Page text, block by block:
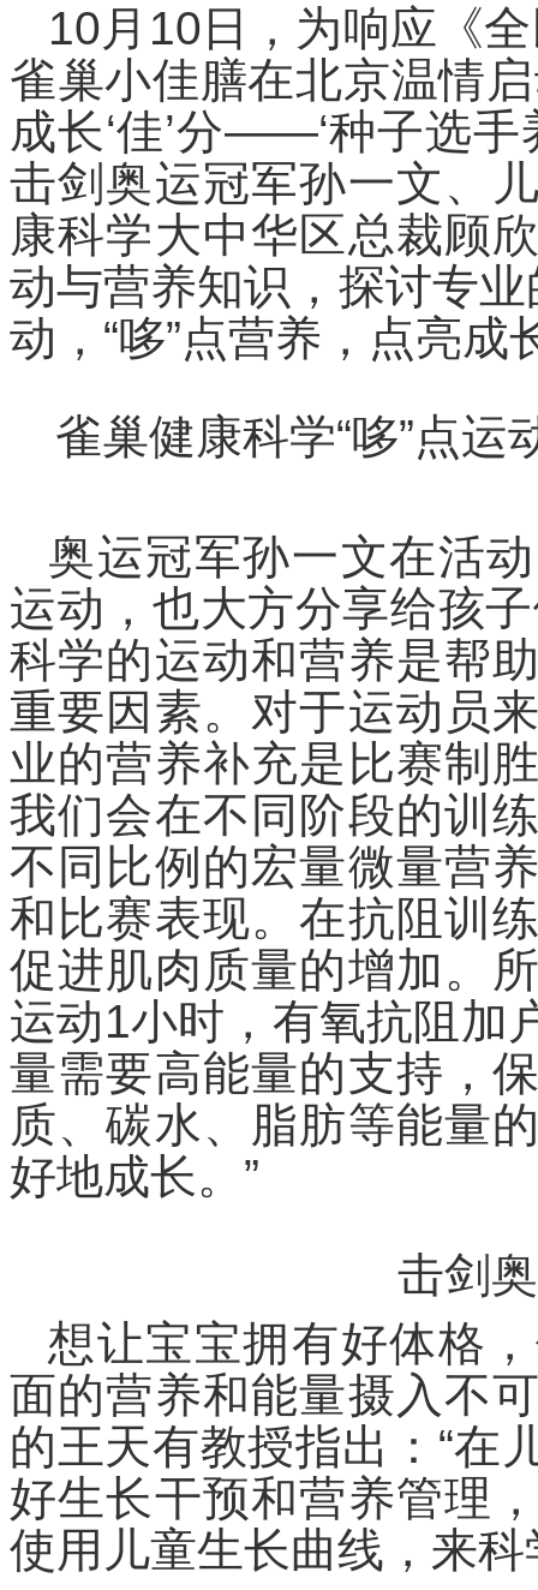
10月10日，为响应《
雀巢小佳膳在北京温情启
成长‘佳’分——‘种子选手
击剑奥运冠军孙一文、
康科学大中华区总裁顾
动与营养知识，探讨专
动，“哆”点营养，点亮成
雀巢健康科学“哆”点运
奥运冠军孙一文在活
运动，也大方分享给孩
科学的运动和营养是帮
重要因素。对于运动员
业的营养补充是比赛制
我们会在不同阶段的训
不同比例的宏量微量营
和比赛表现。在抗阻训
促进肌肉质量的增加。
运动1小时，有氧抗阻加
量需要高能量的支持，
质、碳水、脂肪等能量
好地成长。”
击剑
想让宝宝拥有好体格
面的营养和能量摄入不
的王天有教授指出：“在
好生长干预和营养管理
使用儿童生长曲线，来